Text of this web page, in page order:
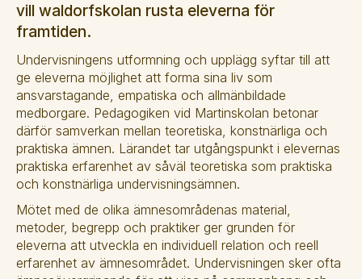
vill waldorfskolan rusta eleverna för
framtiden.
Undervisningens utformning och upplägg syftar till att
ge eleverna möjlighet att forma sina liv som
ansvarstagande, empatiska och allmänbildade
medborgare. Pedagogiken vid Martinskolan betonar
därför samverkan mellan teoretiska, konstnärliga och
praktiska ämnen. Lärandet tar utgångspunkt i elevernas
praktiska erfarenhet av såväl teoretiska som praktiska
och konstnärliga undervisningsämnen.
Mötet med de olika ämnesområdenas material,
metoder, begrepp och praktiker ger grunden för
eleverna att utveckla en individuell relation och reell
erfarenhet av ämnesområdet. Undervisningen sker ofta